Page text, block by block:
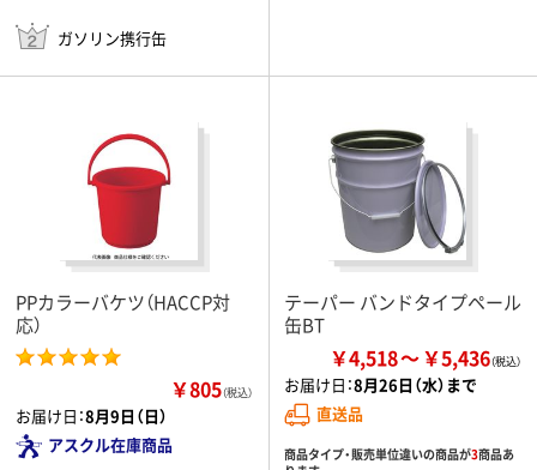
ガソリン携行缶
PPカラーバケツ（HACCP対
応）
￥805（税込）
お届け日：8月9日（日）
アスクル在庫商品
テーパー バンドタイプペール
缶BT
￥4,518 ￥5,436
お届け日：8月26日（水）まで
直送品
商品タイプ・販売単位違いの商品が3商品あ